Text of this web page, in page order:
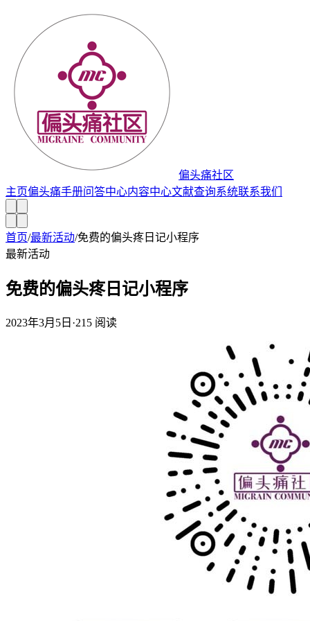
偏头痛社区
主页偏头痛手册问答中心内容中心文献查询系统联系我们
首页/最新活动/免费的偏头疼日记小程序
最新活动
免费的偏头疼日记小程序
2023年3月5日 ·215 阅读